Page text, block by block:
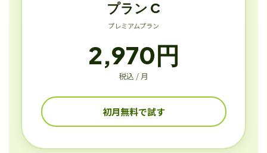
プラン C
プレミアムプラン
2,970円
税込 / 月
初月無料で試す